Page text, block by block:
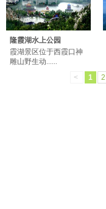
隆霞湖水上公园
霞湖景区位于西霞口神
雕山野生动......
<
1 2